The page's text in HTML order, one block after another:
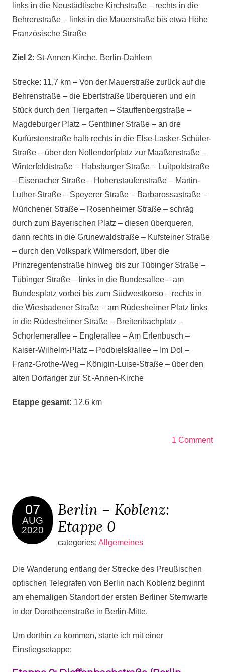
links in die Neustädtische Kirchstraße – rechts in die
Behrenstraße – links in die Mauerstraße bis etwa Höhe
Französische Straße
Ziel 2: St-Annen-Kirche, Berlin-Dahlem
Strecke: 11,7 km – Von der Mauerstraße zurück auf die
Behrenstraße – die Ebertstraße überqueren und ein
Stück durch den Tiergarten – Stauffenbergstraße –
Magdeburger Platz – Genthiner Straße – an dre
Kurfürstenstraße halb rechts in die Else-Lasker-Schüler-
Straße – über den Nollendorfplatz zur Maaßenstraße –
Winterfeldtstraße – Habsburger Straße – Luitpoldstraße
– Eisenacher Straße – Hohenstaufenstraße – Martin-
Luther-Straße – Speyerer Straße – Barbarossastraße –
Münchener Straße – Rosenheimer Straße – schräg
durch zum Bayerischen Platz – diesen überqueren,
dann rechts in die Grunewaldstraße – Kufsteiner Straße
– durch den Volkspark Wilmersdorf, über die
Prinzregentenstraße hinweg bis zur Tübinger Straße –
Tübinger Straße – links in die Bundesallee – am
Bundesplatz vorbei bis zum Südwestkorso – rechts in
die Wiesbadener Straße – am Rüdesheimer Platz links
in die Rüdesheimer Straße – Breitenbachplatz –
Schorlemerallee – Englerallee – Am Erlenbusch –
Kaiser-Wilhelm-Platz – Podbielskiallee – Im Dol –
Franz-Grothe-Weg – Königin-Luise-Straße – über den
alten Dorfanger zur St.-Annen-Kirche
Etappe gesamt: 12,6 km
1 Comment
07
AUG
2020
Berlin – Koblenz:
Etappe 0
categories: Allgemeines
Die Wanderung entlang der Strecke des Preußischen
optischen Telegrafen von Berlin nach Koblenz beginnt
am ehemaligen Standort der ersten Berliner Sternwarte
in der Dorotheenstraße in Berlin-Mitte.
Um dorthin zu kommen, starte ich mit einer
Einstiegsetappe: